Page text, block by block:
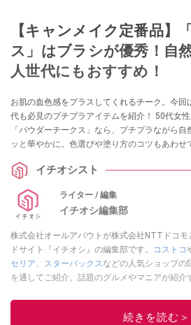
【キャンメイク定番品】
ス」はブラシが優秀！自
人世代にもおすすめ！
お肌の血色感をプラスしてくれるチーク。今
代も必見のプチプラアイテムを紹介！ 50代女
「パウダーチークス」なら、プチプラながら
ッと華やかに。色選びや塗り方のコツもあわせ
イチオシスト
ライター / 編集
イチオシ編集部
株式会社オールアバウトが株式会社NTTドコ
ドサイト『イチオシ』の編集部です。
コストコ
セリア、 スターバックスなどの人気ショップの
を通してご紹介。話題のグルメやマニアが紹
レビューしています。毎日トレンド情報をお届
してください！続きを読む＞